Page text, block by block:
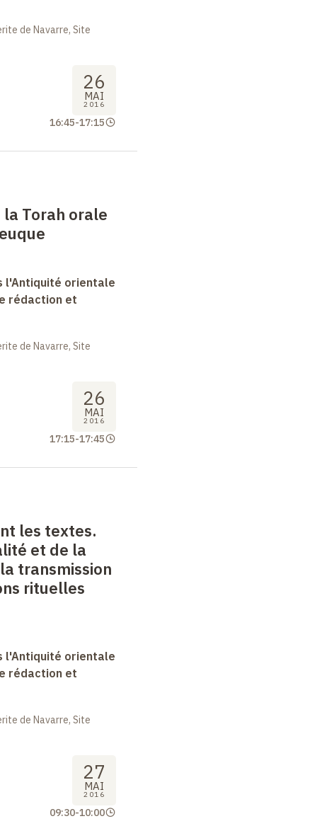
de Navarre, Site
26
MAI
2016
16:45-17:15
la Torah orale
l'Antiquité orientale
rédaction et
de Navarre, Site
26
MAI
2016
17:15-17:45
les textes.
et de la
transmission
rituelles
l'Antiquité orientale
rédaction et
de Navarre, Site
27
MAI
2016
09:30-10:00